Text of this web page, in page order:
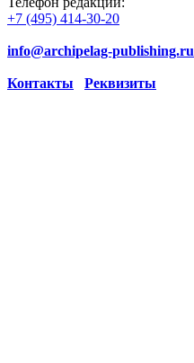
+7 (495) 414-30-20
info@archipelag-publishing.ru
Контакты Реквизиты